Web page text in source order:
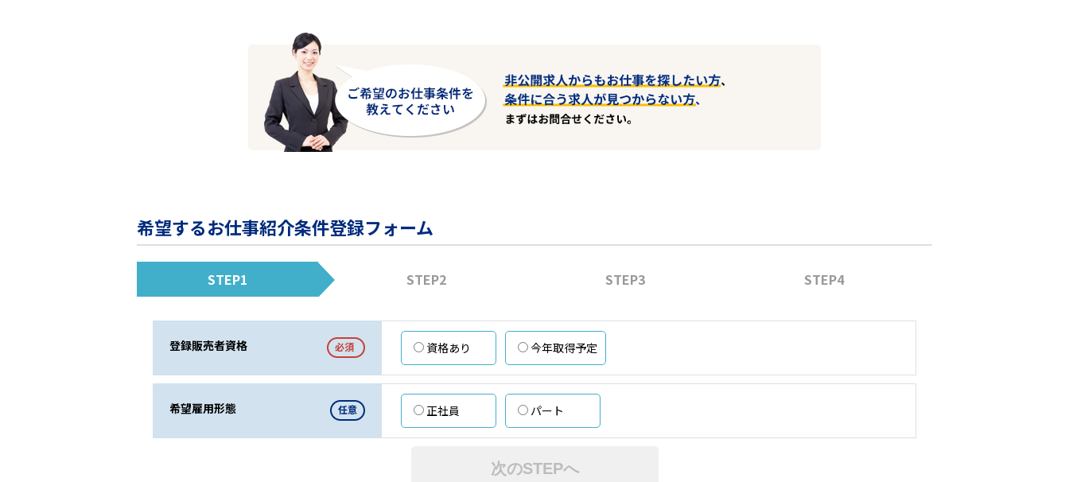
希望するお仕事紹介条件登録フォーム
STEP1 STEP2 STEP3 STEP4
登録販売者資格 必須 資格あり 今年取得予定
希望雇用形態 任意 正社員 パート
次のSTEPへ